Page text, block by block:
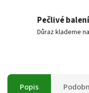
Pečlivé balení
Důraz klademe
Popis